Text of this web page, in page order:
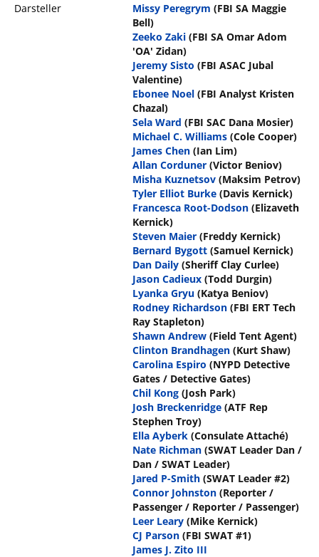
Darsteller
Missy Peregrym (FBI SA Maggie
Bell)
Zeeko Zaki (FBI SA Omar Adom
'OA' Zidan)
Jeremy Sisto (FBI ASAC Jubal
Valentine)
Ebonee Noel (FBI Analyst Kristen
Chazal)
Sela Ward (FBI SAC Dana Mosier)
Michael C. Williams (Cole Cooper)
James Chen (Ian Lim)
Allan Corduner (Victor Beniov)
Misha Kuznetsov (Maksim Petrov)
Tyler Elliot Burke (Davis Kernick)
Francesca Root-Dodson (Elizaveth
Kernick)
Steven Maier (Freddy Kernick)
Bernard Bygott (Samuel Kernick)
Dan Daily (Sheriff Clay Curlee)
Jason Cadieux (Todd Durgin)
Lyanka Gryu (Katya Beniov)
Rodney Richardson (FBI ERT Tech
Ray Stapleton)
Shawn Andrew (Field Tent Agent)
Clinton Brandhagen (Kurt Shaw)
Carolina Espiro (NYPD Detective
Gates / Detective Gates)
Chil Kong (Josh Park)
Josh Breckenridge (ATF Rep
Stephen Troy)
Ella Ayberk (Consulate Attaché)
Nate Richman (SWAT Leader Dan /
Dan / SWAT Leader)
Jared P-Smith (SWAT Leader #2)
Connor Johnston (Reporter /
Passenger / Reporter / Passenger)
Leer Leary (Mike Kernick)
CJ Parson (FBI SWAT #1)
James J. Zito III